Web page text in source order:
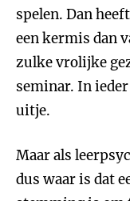
spelen. Dan
een kermis dan
zulke vrolijke
seminar. In
uitje.
Maar als
dus waar is dat